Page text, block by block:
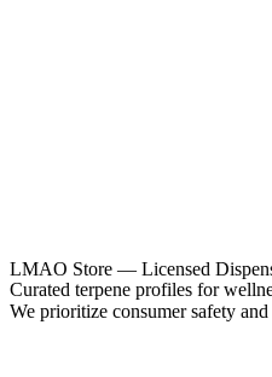
LMAO Store — Licensed
Curated terpene profiles for
We prioritize consumer safety